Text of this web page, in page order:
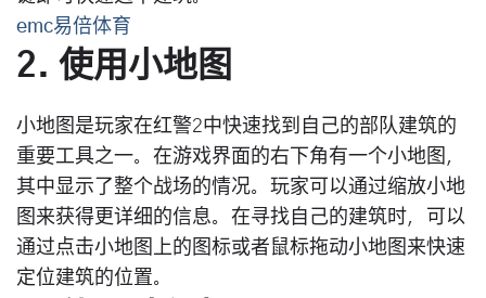
emc易倍体育
2. 使用小地图
小地图是玩家在红警2中快速找到自己的部队建筑的
重要工具之一。在游戏界面的右下角有一个小地图，
其中显示了整个战场的情况。玩家可以通过缩放小地
图来获得更详细的信息。在寻找自己的建筑时，可以
通过点击小地图上的图标或者鼠标拖动小地图来快速
定位建筑的位置。